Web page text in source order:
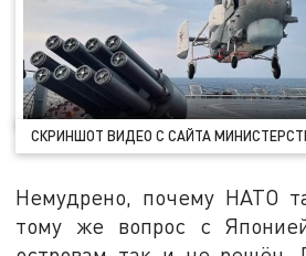
СКРИНШОТ ВИДЕО С САЙТА
Немудрено, почему НАТО
тому же вопрос с